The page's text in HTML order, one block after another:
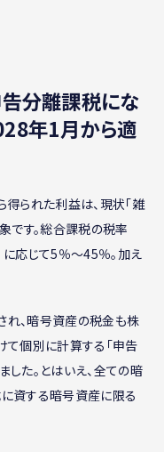
分離課税にな
年1月から適
られた利益は、現状「雑
です。総合課税の税率
に応じて5％〜45％。加え
、暗号資産の税金も株
て個別に計算する「申告
た。とはいえ、全ての暗
資する暗号資産に限る